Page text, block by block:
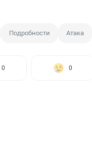
Подробности Атака
0 0